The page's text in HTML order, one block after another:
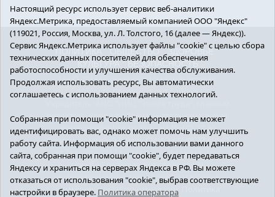
ПОЛИТИКА ОБЩЕСТВО
ЗДОРОВЬЕ
КУЛЬТУРА
БЕЗОПАСНОСТЬ
16+ © 2018 Сорокинский район в деталях.
Новости Сорокинского района
редактор - Королюк Елена Анатольевна, e-mail:
znamenka@inbox.ru, тел.: 8(34550)2-27-30
Регистрационный номер СМИ Эл №ФС77-69142
от 24 марта 2017 г., выданное Федеральной
службой по надзору в сфере связи,
информационных технологий и массовых
коммуникаций (Роскомнадзор).
Настоящий ресурс использует сервис веб-аналитики
Яндекс.Метрика, предоставляемый компанией ООО "Яндекс"
(119021, Россия, Москва, ул. Л. Толстого, 16 (далее — Яндекс)).
Сервис Яндекс.Метрика использует файлы "cookie" с целью сбора
технических данных посетителей для обеспечения
работоспособности и улучшения качества обслуживания.
Продолжая использовать ресурс, Вы автоматически
соглашаетесь с использованием данных технологий.
Собранная при помощи "cookie" информация не может
идентифицировать вас, однако может помочь нам улучшить
работу сайта. Информация об использовании вами данного
сайта, собранная при помощи "cookie", будет передаваться
Яндексу и храниться на серверах Яндекса в РФ. Вы можете
отказаться от использования "cookie", выбрав соответствующие
настройки в браузере. Политика оператора